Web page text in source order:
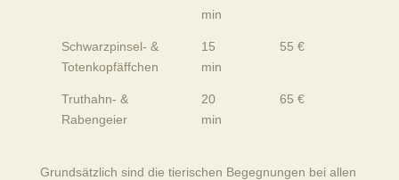
min
Schwarzpinsel- &
Totenkopfäffchen
15
min
55 €
Truthahn- &
Rabengeier
20
min
65 €
Grundsätzlich sind die tierischen Begegnungen bei allen